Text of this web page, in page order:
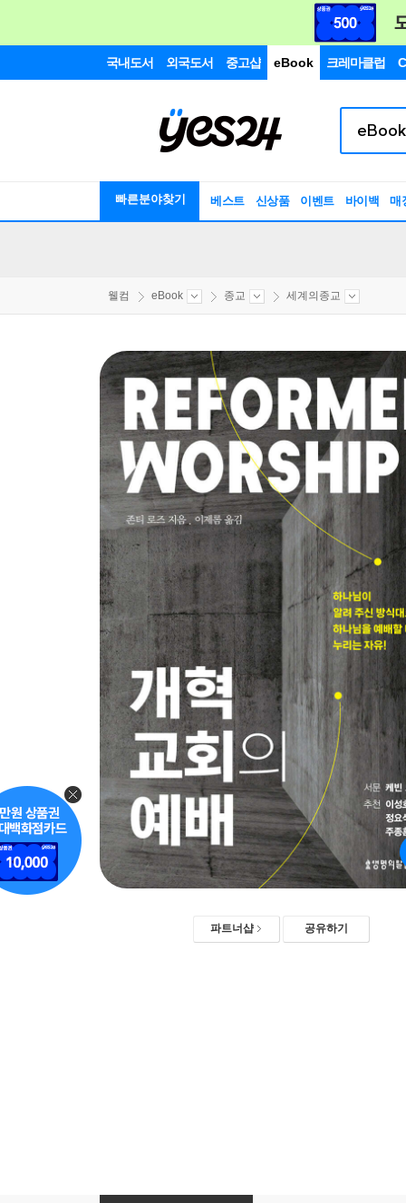
국내도서 외국도서 중고샵 eBook 크레마클럽
빠른분야찾기 베스트 신상품 이벤트 바이백 매
웰컴 eBook 종교 세계의종교
파트너샵 공유하기